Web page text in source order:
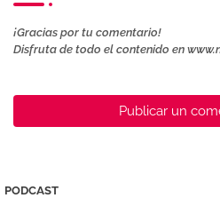
¡Gracias por tu comentario!
Disfruta de todo el contenido en
Publicar un
PODCAST